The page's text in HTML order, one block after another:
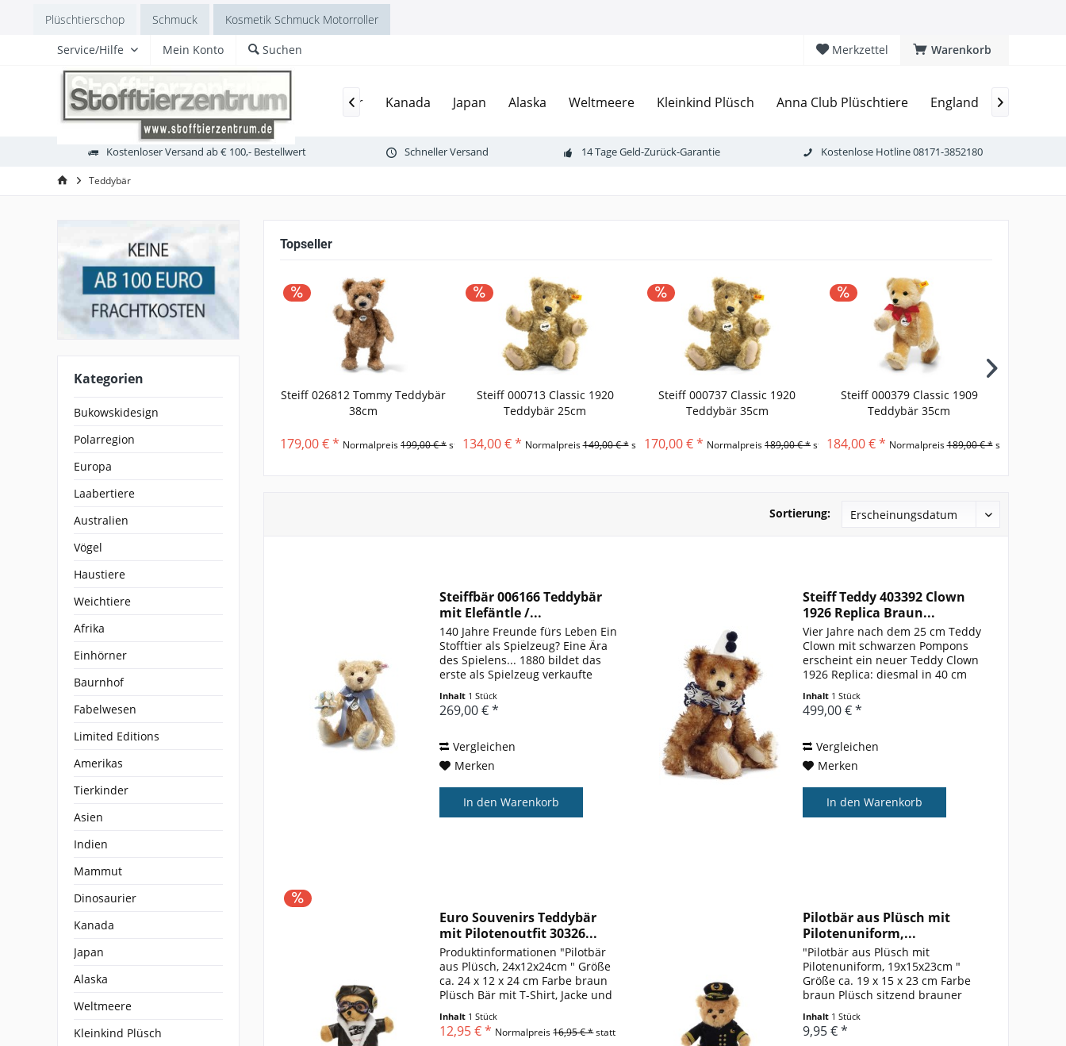
Plüschtierschop Schmuck
Kosmetik Schmuck Motorroller
Warenkorb
Merkzettel
Service/Hilfe Mein Konto Suchen
Tierkinder Asien Indien Mammut Dinosaurier Kanada Japan Alaska Weltmeere Kleinkind Plüsch Anna Club Plüschtiere England Teddybär
 
Kostenloser Versand ab € 100,- Bestellwert Schneller Versand 14 Tage Geld-Zurück-Garantie Kostenlose Hotline 08171-3852180
Teddybär
Kategorien
Bukowskidesign
Polarregion
Europa
Laabertiere
Australien
Vögel
Haustiere
Weichtiere
Afrika
Einhörner
Baurnhof
Fabelwesen
Limited Editions
Amerikas
Tierkinder
Asien
Indien
Mammut
Dinosaurier
Kanada
Japan
Alaska
Weltmeere
Kleinkind Plüsch
Topseller
Steiff 026812 Tommy Teddybär
38cm
179,00 € * Normalpreis199,00 € *statt
Steiff 000713 Classic 1920
Teddybär 25cm
134,00 € * Normalpreis149,00 € *statt
Steiff 000737 Classic 1920
Teddybär 35cm
170,00 € * Normalpreis189,00 € *statt
Steiff 000379 Classic 1909
Teddybär 35cm
184,00 € * Normalpreis189,00 € *statt
Sortierung:
Steiffbär 006166 Teddybär
mit Elefäntle /...
140 Jahre Freunde fürs Leben Ein
Stofftier als Spielzeug? Eine Ära
des Spielens... 1880 bildet das
erste als Spielzeug verkaufte
Margarete Steiff weltweit die
Geburtsstunde von Spieltieren
Inhalt 1 Stück
269,00 € *
Vergleichen
Merken
In den Warenkorb
Steiff Teddy 403392 Clown
1926 Replica Braun...
Vier Jahre nach dem 25 cm Teddy
Clown mit schwarzen Pompons
erscheint ein neuer Teddy Clown
1926 Replica: diesmal in 40 cm
blauen Pompons. Der helle
Filzhut, Sohlen und Pfoten bilden
Inhalt 1 Stück
499,00 € *
Vergleichen
Merken
In den Warenkorb
Euro Souvenirs Teddybär
mit Pilotenoutfit 30326...
Produktinformationen "Pilotbär
aus Plüsch, 24x12x24cm " Größe
ca. 24 x 12 x 24 cm Farbe braun
Plüsch Bär mit T-Shirt, Jacke und
waschbar bei 30° designed by
Euro Souvenirs
Inhalt 1 Stück
12,95 € * Normalpreis16,95 € *statt
Pilotbär aus Plüsch mit
Pilotenuniform,...
"Pilotbär aus Plüsch mit
Pilotenuniform, 19x15x23cm "
Größe ca. 19 x 15 x 23 cm Farbe
braun Plüsch sitzend brauner
mit goldenen Armstreifen und
golden gestickten Knöpfen mit
Inhalt 1 Stück
9,95 € *